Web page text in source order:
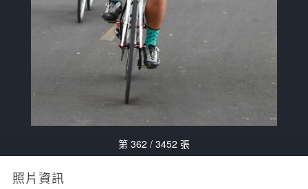
第 362 / 3452 張
照片資訊